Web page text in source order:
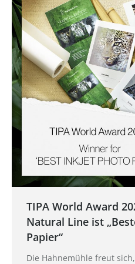
TIPA World Award
Natural Line ist
Papier“
Die Hahnemühle freut